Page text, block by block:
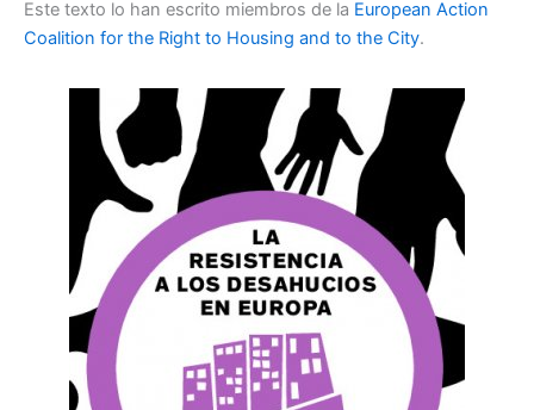
Este texto lo han escrito miembros de la European Action
Coalition for the Right to Housing and to the City.